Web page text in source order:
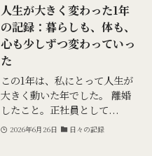
人生が大きく変わった1年
の記録：暮らしも、体も、
心も少しずつ変わっていっ
た
この1年は、私にとって人生が
大きく動いた年でした。 離婚
したこと。正社員として...
2026年6月26日 日々の記録